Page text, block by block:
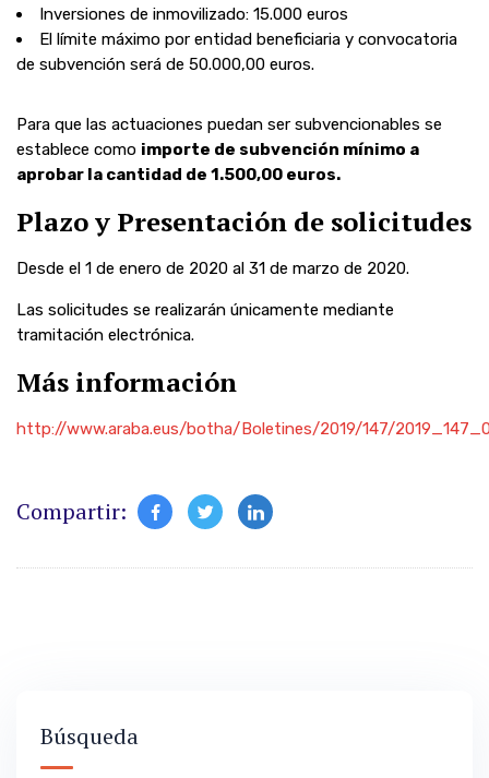
Inversiones de inmovilizado: 15.000 euros
El límite máximo por entidad beneficiaria y convocatoria
de subvención será de 50.000,00 euros.
Para que las actuaciones puedan ser subvencionables se
establece como importe de subvención mínimo a
aprobar la cantidad de 1.500,00 euros.
Plazo y Presentación de solicitudes
Desde el 1 de enero de 2020 al 31 de marzo de 2020.
Las solicitudes se realizarán únicamente mediante
tramitación electrónica.
Más información
http://www.araba.eus/botha/Boletines/2019/147/
Compartir:
Búsqueda